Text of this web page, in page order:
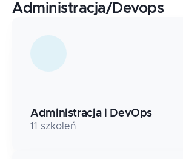
Administracja/Devops
Administracja i DevOps
11 szkoleń